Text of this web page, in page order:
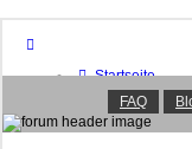
Startseite
Foren-
FAQ
Suche
FAQ